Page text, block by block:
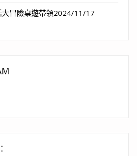
大冒險桌遊帶領2024/11/17